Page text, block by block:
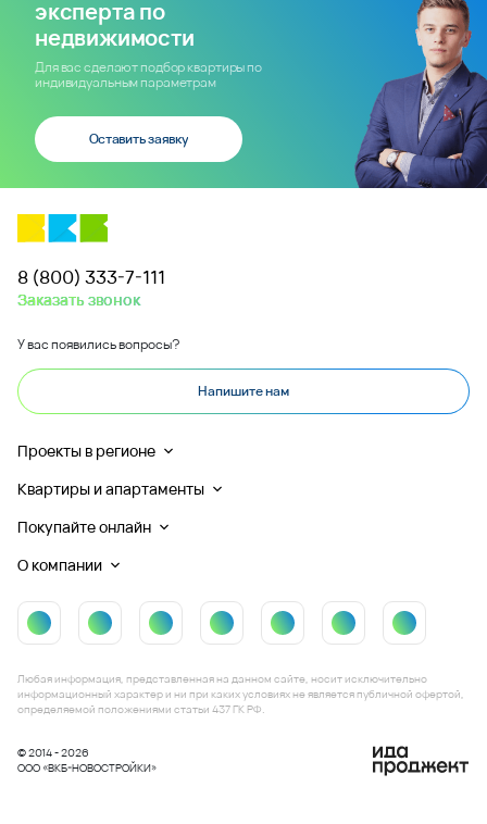
эксперта по
недвижимости
Для вас сделают подбор квартиры по
индивидуальным параметрам
Оставить заявку
8 (800) 333-7-111
Заказать звонок
У вас появились вопросы?
Напишите нам
Проекты в регионе
Квартиры и апартаменты
Покупайте онлайн
О компании
© 2014 - 2026
ООО «ВКБ-НОВОСТРОЙКИ»
Любая информация, представленная на данном сайте, носит исключительно
информационный характер и ни при каких условиях не является публичной офертой,
определяемой положениями статьи 437 ГК РФ.